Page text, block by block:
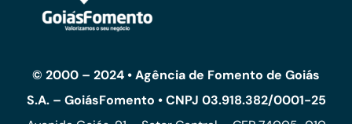
© 2000 – 2024 • Agência de Fomento de Goiás
S.A. – GoiásFomento • CNPJ 03.918.382/0001-25